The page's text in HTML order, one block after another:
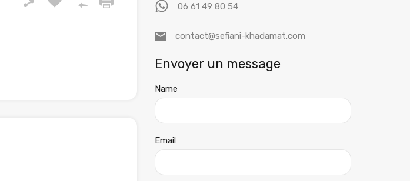
06 61 49 80 54
contact@sefiani-khadamat.com
Envoyer un message
Name
Email